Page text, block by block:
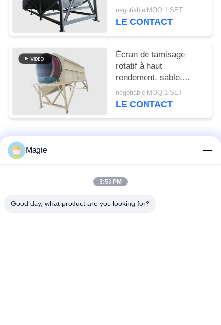
tamisage du sable et
du gravier
negotiable MOQ:1 SET
LE CONTACT
Écran de tamisage
rotatif à haut
rendement, sable,
gravier, pierre, écran à
tambour rotatif
negotiable MOQ:1 SET
LE CONTACT
Catégories populaires
Tamis rotatoire
Magie
3:53 PM
Good day, what product are you looking for?